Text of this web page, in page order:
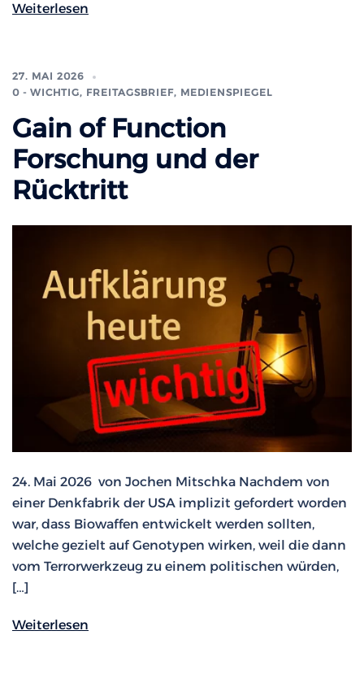
Weiterlesen
27. MAI 2026
0 - WICHTIG, FREITAGSBRIEF, MEDIENSPIEGEL
Gain of Function
Forschung und der
Rücktritt
24. Mai 2026 von Jochen Mitschka Nachdem von
einer Denkfabrik der USA implizit gefordert worden
war, dass Biowaffen entwickelt werden sollten,
welche gezielt auf Genotypen wirken, weil die dann
vom Terrorwerkzeug zu einem politischen würden,
[…]
Weiterlesen